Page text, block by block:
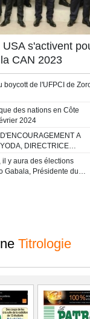
s'activent
CAN 2023
boycott de l'UFPCI de
des nations en Côte
2024
A
DIRECTRICE
il y aura des élections
Gabala, Présidente du
Titrologie